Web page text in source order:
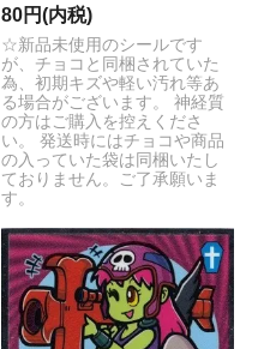
80円(内税)
☆新品未使用のシールです
が、チョコと同梱されていた
為、初期キズや軽い汚れ等あ
る場合がございます。 神経質
の方はご購入を控えくださ
い。 発送時にはチョコや商品
の入っていた袋は同梱いたし
ておりません。ご了承願いま
す。